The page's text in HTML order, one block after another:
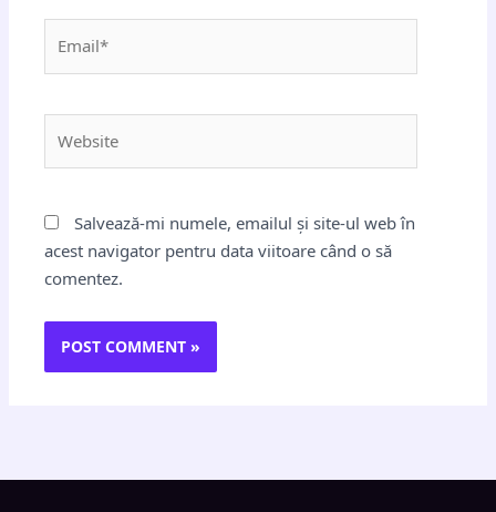
Salvează-mi numele, emailul și site-ul web în
acest navigator pentru data viitoare când o să
comentez.